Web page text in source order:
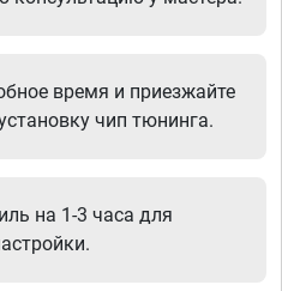
время и приезжайте
чип тюнинга.
на 1-3 часа для